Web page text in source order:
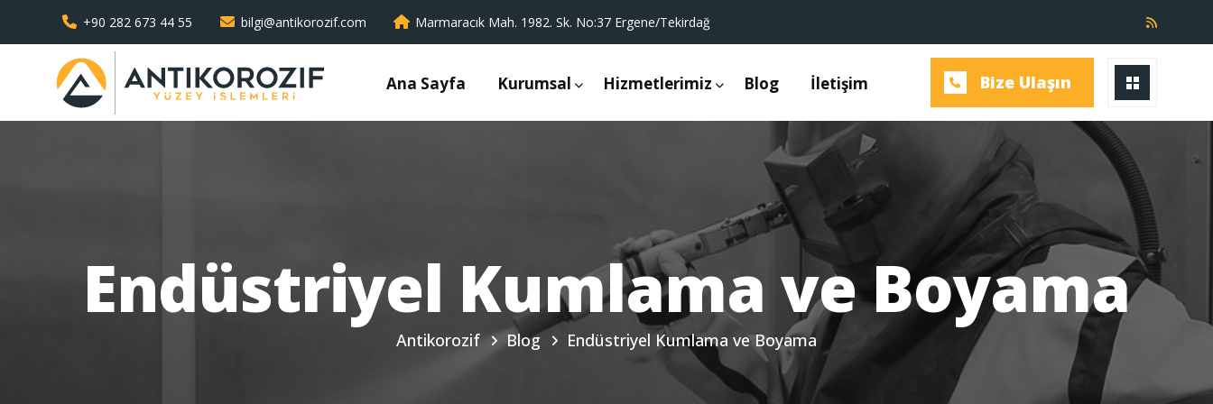
+90 282 673 44 55 bilgi@antikorozif.com Marmaracık Mah. 1982. Sk. No:37 Ergene/Tekirdağ
Ana Sayfa Kurumsal Hizmetlerimiz Blog İletişim Bize Ulaşın
Endüstriyel Kumlama ve Boyama
Antikorozif Blog Endüstriyel Kumlama ve Boyama